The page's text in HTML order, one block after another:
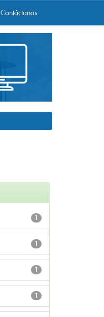
Contáctanos
1
1
1
1